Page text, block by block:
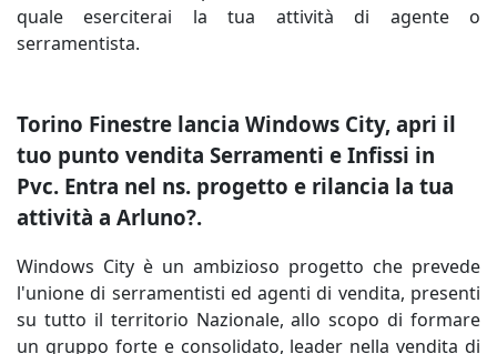
quale eserciterai la tua attività di agente o
serramentista.
Torino Finestre lancia Windows City, apri il
tuo punto vendita Serramenti e Infissi in
Pvc. Entra nel ns. progetto e rilancia la tua
attività a Arluno?.
Windows City è un ambizioso progetto che prevede
l'unione di serramentisti ed agenti di vendita, presenti
su tutto il territorio Nazionale, allo scopo di formare
un gruppo forte e consolidato, leader nella vendita di